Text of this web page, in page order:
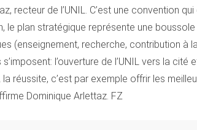
recteur de l’UNIL. C’est une convention
le plan stratégique représente une
(enseignement, recherche, contribution à
s’imposent: l’ouverture de l’UNIL vers la
la réussite, c’est par exemple offrir les
Dominique Arlettaz. FZ